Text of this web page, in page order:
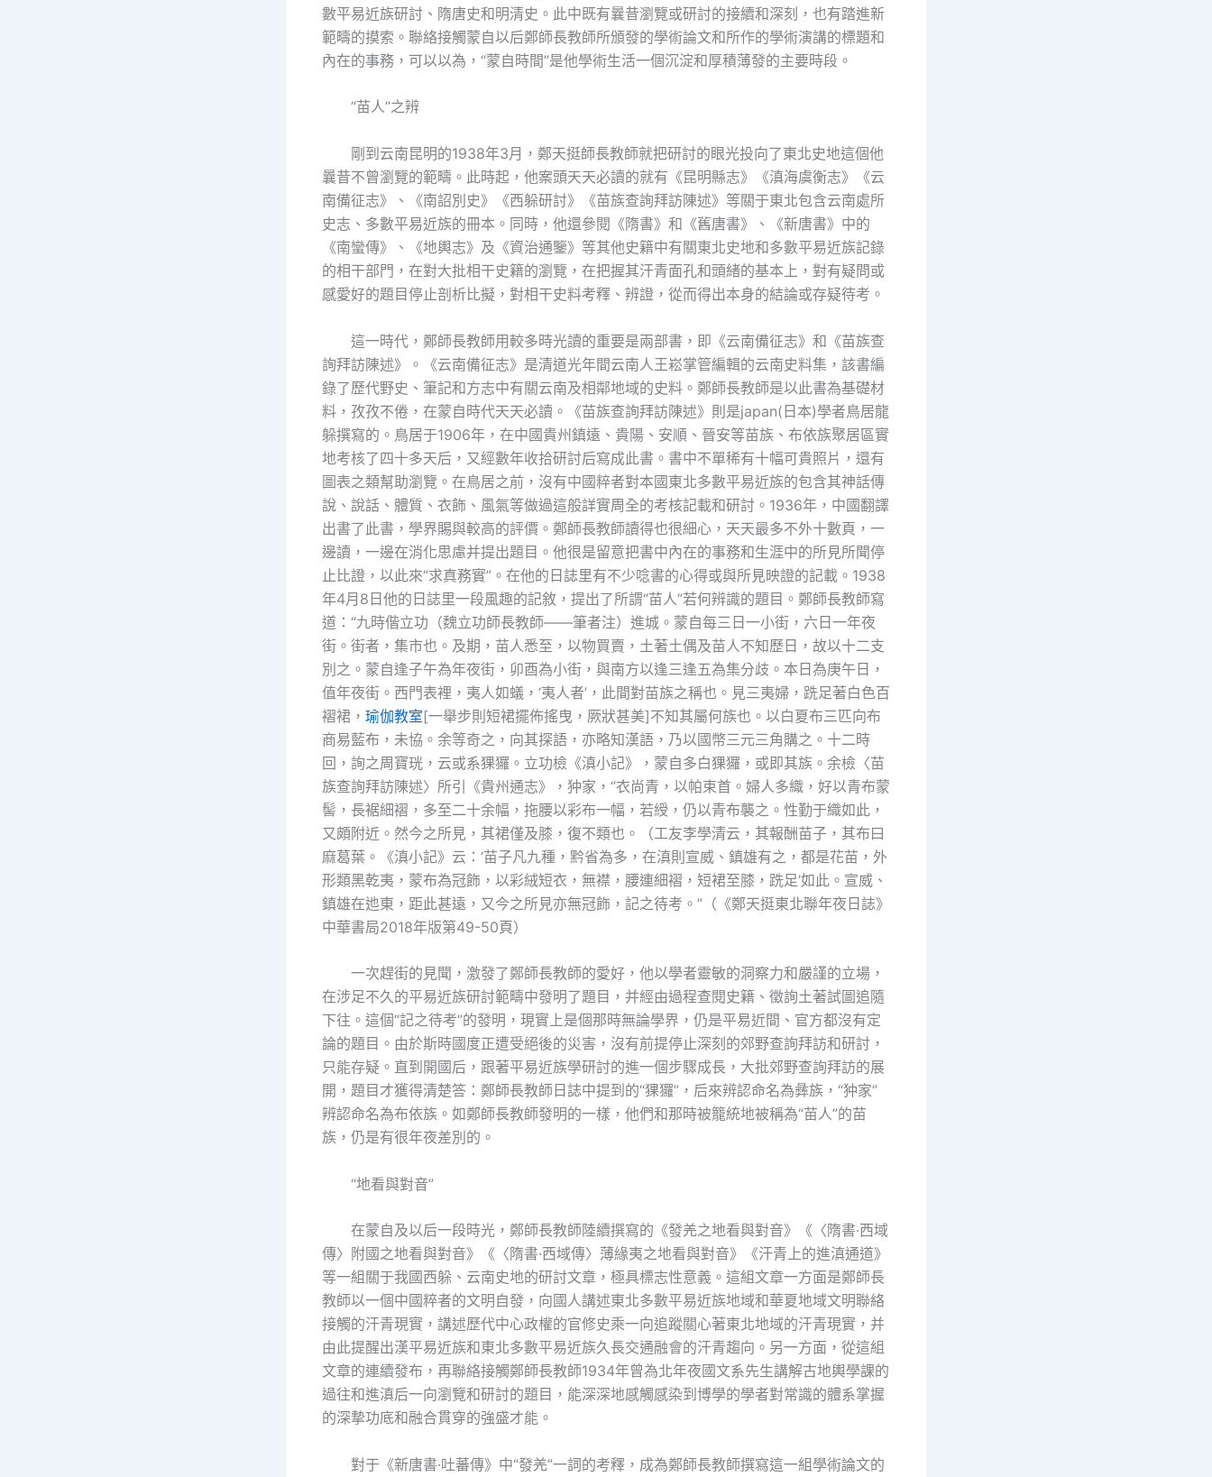
數平易近族研討、隋唐史和明清史。此中既有曩昔瀏覽或研討的接續和深刻，也有踏進新
範疇的摸索。聯絡接觸蒙自以后鄭師長教師所頒發的學術論文和所作的學術演講的標題和
內在的事務，可以以為，“蒙自時間”是他學術生活一個沉淀和厚積薄發的主要時段。
“苗人”之辨
剛到云南昆明的1938年3月，鄭天挺師長教師就把研討的眼光投向了東北史地這個他
曩昔不曾瀏覽的範疇。此時起，他案頭天天必讀的就有《昆明縣志》《滇海虞衡志》《云
南備征志》、《南詔別史》《西躲研討》《苗族查詢拜訪陳述》等關于東北包含云南處所
史志、多數平易近族的冊本。同時，他還參閱《隋書》和《舊唐書》、《新唐書》中的
《南蠻傳》、《地輿志》及《資治通鑒》等其他史籍中有關東北史地和多數平易近族記錄
的相干部門，在對大批相干史籍的瀏覽，在把握其汗青面孔和頭緒的基本上，對有疑問或
感愛好的題目停止剖析比擬，對相干史料考釋、辨證，從而得出本身的結論或存疑待考。
這一時代，鄭師長教師用較多時光讀的重要是兩部書，即《云南備征志》和《苗族查
詢拜訪陳述》。《云南備征志》是清道光年間云南人王崧掌管編輯的云南史料集，該書編
錄了歷代野史、筆記和方志中有關云南及相鄰地域的史料。鄭師長教師是以此書為基礎材
料，孜孜不倦，在蒙自時代天天必讀。《苗族查詢拜訪陳述》則是japan(日本)學者鳥居龍
躲撰寫的。鳥居于1906年，在中國貴州鎮遠、貴陽、安順、晉安等苗族、布依族聚居區實
地考核了四十多天后，又經數年收拾研討后寫成此書。書中不單稀有十幅可貴照片，還有
圖表之類幫助瀏覽。在鳥居之前，沒有中國粹者對本國東北多數平易近族的包含其神話傳
說、說話、體質、衣飾、風氣等做過這般詳實周全的考核記載和研討。1936年，中國翻譯
出書了此書，學界賜與較高的評價。鄭師長教師讀得也很細心，天天最多不外十數頁，一
邊讀，一邊在消化思慮并提出題目。他很是留意把書中內在的事務和生涯中的所見所聞停
止比證，以此來“求真務實”。在他的日誌里有不少唸書的心得或與所見映證的記載。1938
年4月8日他的日誌里一段風趣的記敘，提出了所謂“苗人”若何辨識的題目。鄭師長教師寫
道：“九時偕立功（魏立功師長教師——筆者注）進城。蒙自每三日一小街，六日一年夜
街。街者，集市也。及期，苗人悉至，以物買賣，土著土偶及苗人不知歷日，故以十二支
別之。蒙自逢子午為年夜街，卯酉為小街，與南方以逢三逢五為集分歧。本日為庚午日，
值年夜街。西門表裡，夷人如蟻，‘夷人者’，此間對苗族之稱也。見三夷婦，跣足著白色百
褶裙， 瑜伽教室[一舉步則短裙擺佈搖曳，厥狀甚美]不知其屬何族也。以白夏布三匹向布
商易藍布，未協。余等奇之，向其探語，亦略知漢語，乃以國幣三元三角購之。十二時
回，詢之周寶珖，云或系猓玀。立功檢《滇小記》，蒙自多白猓玀，或即其族。余檢〈苗
族查詢拜訪陳述〉所引《貴州通志》，狆家，‘’衣尚青，以帕束首。婦人多織，好以青布蒙
髻，長裾細褶，多至二十余幅，拖腰以彩布一幅，若綬，仍以青布襲之。性勤于織如此，
又頗附近。然今之所見，其裙僅及膝，復不類也。（工友李學清云，其報酬苗子，其布曰
麻葛葉。《滇小記》云：‘苗子凡九種，黔省為多，在滇則宣威、鎮雄有之，都是花苗，外
形類黑乾夷，蒙布為冠飾，以彩絨短衣，無襟，腰連細褶，短裙至膝，跣足’如此。宣威、
鎮雄在迆東，距此甚遠，又今之所見亦無冠飾，記之待考。”（《鄭天挺東北聯年夜日誌》
中華書局2018年版第49-50頁）
一次趕街的見聞，激發了鄭師長教師的愛好，他以學者靈敏的洞察力和嚴謹的立場，
在涉足不久的平易近族研討範疇中發明了題目，并經由過程查閱史籍、徵詢土著試圖追隨
下往。這個“記之待考”的發明，現實上是個那時無論學界，仍是平易近間、官方都沒有定
論的題目。由於斯時國度正遭受絕後的災害，沒有前提停止深刻的郊野查詢拜訪和研討，
只能存疑。直到開國后，跟著平易近族學研討的進一個步驟成長，大批郊野查詢拜訪的展
開，題目才獲得清楚答：鄭師長教師日誌中提到的“猓玀”，后來辨認命名為彝族，“狆家”
辨認命名為布依族。如鄭師長教師發明的一樣，他們和那時被籠統地被稱為“苗人”的苗
族，仍是有很年夜差別的。
“地看與對音”
在蒙自及以后一段時光，鄭師長教師陸續撰寫的《發羌之地看與對音》《〈隋書·西域
傳〉附國之地看與對音》《〈隋書·西域傳〉薄緣夷之地看與對音》《汗青上的進滇通道》
等一組關于我國西躲、云南史地的研討文章，極具標志性意義。這組文章一方面是鄭師長
教師以一個中國粹者的文明自發，向國人講述東北多數平易近族地域和華夏地域文明聯絡
接觸的汗青現實，講述歷代中心政權的官修史乘一向追蹤關心著東北地域的汗青現實，并
由此提醒出漢平易近族和東北多數平易近族久長交通融會的汗青趨向。另一方面，從這組
文章的連續發布，再聯絡接觸鄭師長教師1934年曾為北年夜國文系先生講解古地輿學課的
過往和進滇后一向瀏覽和研討的題目，能深深地感觸感染到博學的學者對常識的體系掌握
的深摯功底和融合貫穿的強盛才能。
對于《新唐書·吐蕃傳》中“發羌”一詞的考釋，成為鄭師長教師撰寫這一組學術論文的